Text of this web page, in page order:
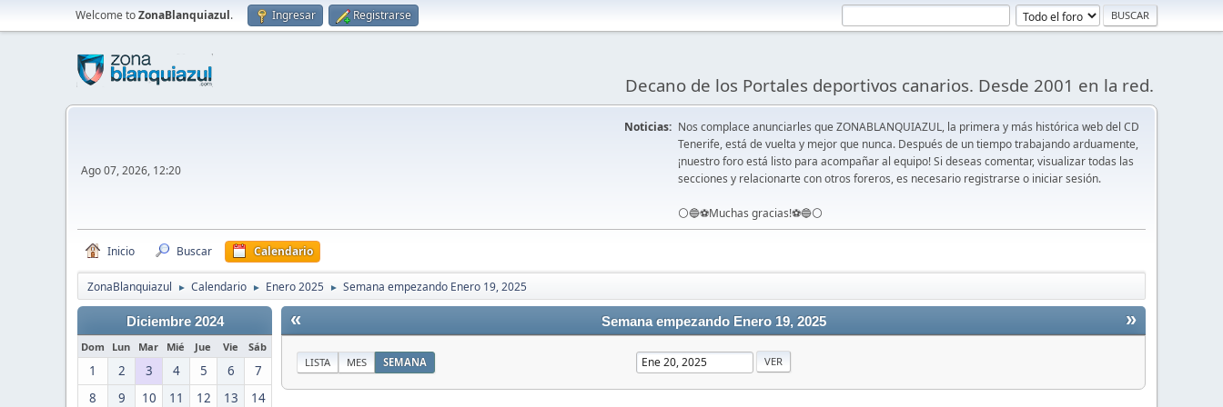
Welcome toZonaBlanquiazul. Ingresar Registrarse
Decano de los Portales deportivos canarios. Desde 2001 en la red.
Ago 07, 2026, 12:20
Noticias: Nos complace anunciarles que ZONABLANQUIAZUL, la primera y más histórica web del CD
Tenerife, está de vuelta y mejor que nunca. Después de un tiempo trabajando arduamente,
¡nuestro foro está listo para acompañar al equipo! Si deseas comentar, visualizar todas las
secciones y relacionarte con otros foreros, es necesario registrarse o iniciar sesión.
⚪️🔵⚽️Muchas gracias!⚽️🔵⚪️
Inicio Buscar Calendario
ZonaBlanquiazul ► Calendario ► Enero 2025 ► Semana empezando Enero 19, 2025
Diciembre 2024
Dom Lun Mar Mié Jue Vie Sáb
1 2 3 4 5 6
7
8
9 10 11 12 13
14
« »
Semana empezando Enero 19, 2025
LISTA MES SEMANA